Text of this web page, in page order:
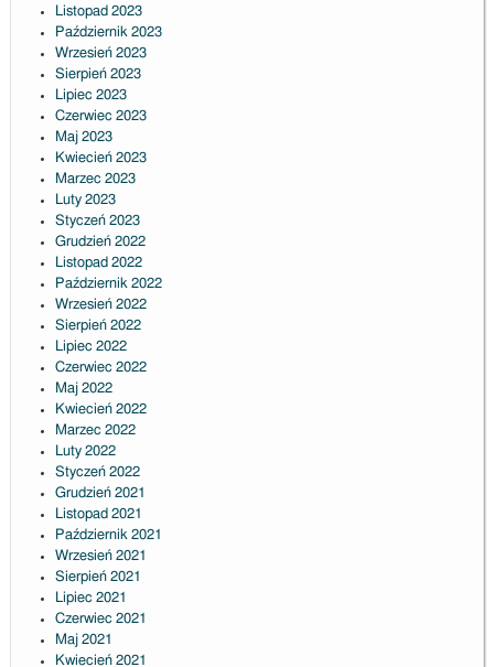
Listopad 2023
Październik 2023
Wrzesień 2023
Sierpień 2023
Lipiec 2023
Czerwiec 2023
Maj 2023
Kwiecień 2023
Marzec 2023
Luty 2023
Styczeń 2023
Grudzień 2022
Listopad 2022
Październik 2022
Wrzesień 2022
Sierpień 2022
Lipiec 2022
Czerwiec 2022
Maj 2022
Kwiecień 2022
Marzec 2022
Luty 2022
Styczeń 2022
Grudzień 2021
Listopad 2021
Październik 2021
Wrzesień 2021
Sierpień 2021
Lipiec 2021
Czerwiec 2021
Maj 2021
Kwiecień 2021